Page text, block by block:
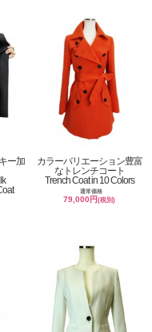
ー加
カラーバリエーション豊富
なトレンチコート
Trench Coat in 10 Colors
通常価格
79,000円(税別)